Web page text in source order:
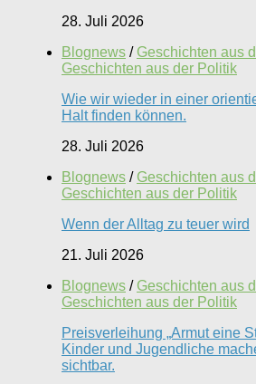
28. Juli 2026
Blognews / Geschichten aus
Geschichten aus der Politik
Wie wir wieder in einer
Halt finden können.
28. Juli 2026
Blognews / Geschichten aus
Geschichten aus der Politik
Wenn der Alltag zu teuer wird
21. Juli 2026
Blognews / Geschichten aus
Geschichten aus der Politik
Preisverleihung „Armut eine
Kinder und Jugendliche
sichtbar.